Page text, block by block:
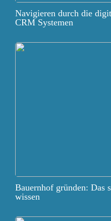
Navigieren durch die
CRM Systemen
Bauernhof gründen: Das
wissen